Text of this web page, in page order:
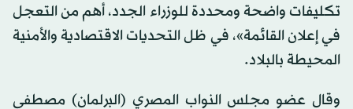
تكليفات واضحة ومحددة للوزراء الجدد، أهم من التعجل
في إعلان القائمة»، في ظل التحديات الاقتصادية والأمنية
المحيطة بالبلاد.
وقال عضو مجلس النواب المصري (البرلمان) مصطفى